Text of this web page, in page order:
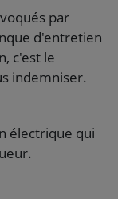
par
d'entretien
c'est le
indemniser.
électrique qui